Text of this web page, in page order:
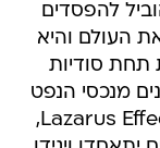
להפסדים
העולם והיא
תחת סודיות
מנכסי הנפט
שלהם", אמר הלייר לבלוג ביוטיוב- Lazarus Effect,